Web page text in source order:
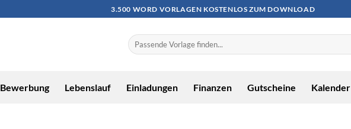
3.500 WORD VORLAGEN KOSTENLOS ZUM DOWNLOAD
Bewerbung Lebenslauf Einladungen Finanzen Gutscheine Kalender